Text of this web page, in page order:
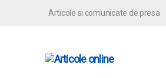
Articole si comunicate de presa